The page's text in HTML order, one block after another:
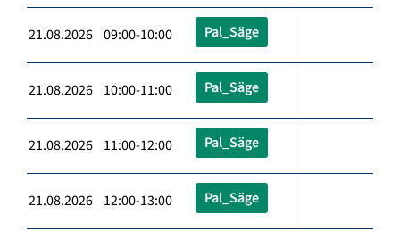
21.08.2026 09:00-10:00 Pal_Säge
21.08.2026 10:00-11:00 Pal_Säge
21.08.2026 11:00-12:00 Pal_Säge
21.08.2026 12:00-13:00 Pal_Säge